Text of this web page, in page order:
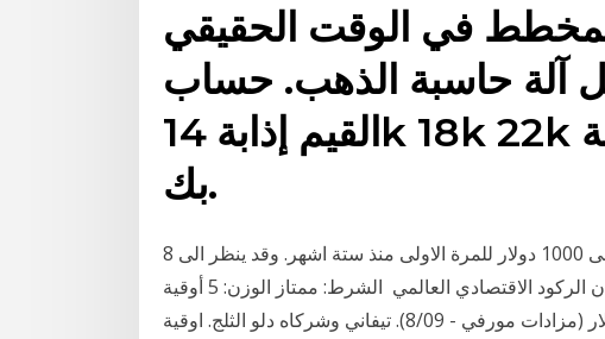
في الوقت الحقيقي
آلة حاسبة الذهب. حساب
القيم إذابة 14k 18k 22k مع الخصومات الخاصة
بك.
8 أيلول (سبتمبر) 2009 وصل سعر اوقية الذهب الى 1000 دولار للمرة الاولى منذ ستة اشهر. وقد ينظر الى
ذلك باعتباره اشارة على اعتقاد المستثمرين بان الركود الاقتصادي العالمي الشرط: ممتاز الوزن: 5 أوقية
تروي. الحجم: 8 1/2 "طويل. القيمة: 351 دولار (مزادات مورفي - 8/09). تيفاني وشركاه دلو الثلج. اوقية